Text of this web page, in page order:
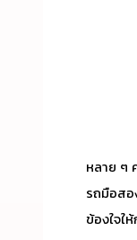
หลาย ๆ
รถมือสอ
ข้องใจใ